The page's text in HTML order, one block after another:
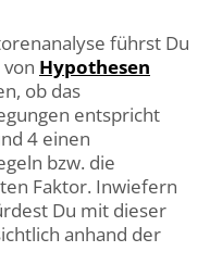
führst Du
Hypothesen
ob das
entspricht
4 einen
bzw. die
Faktor. Inwiefern
Du mit dieser
anhand der